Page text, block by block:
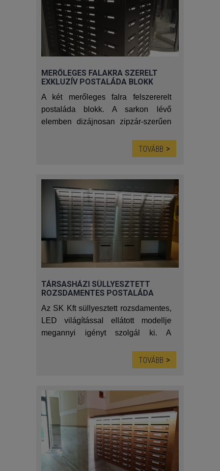
MERŐLEGES FALAKRA SZERELT
EXKLUZÍV POSTALÁDA BLOKK
A két merőleges falra felszererelt
postaláda blokk. A sarkon lévő
elemben dizájnosan zipzár-szerűen
rekeszek, ezáltal kihasználva
maximálisan minden felületet. Így
irányban, a sarokelem által
összekötve mégis egy egészet alkot;
Kreatív, elegáns és exkluzív
termékünk.
(Ajánlatkérő űrlap az oldal alján)
TOVÁBB
TÁRSASHÁZI SÜLLYESZTETT
ROZSDAMENTES POSTALÁDA
Az SK Kft süllyesztett rozsdamentes,
LED világítással ellátott modellje
megannyi igényt szolgál ki. A
előterekben sem jelent akadályt.
Tartós rozsdamentes acél szerkezete
látványt. A LED világítás pedig
megkönnyíti a postaláda használatát.
Igény szerint a képen látható zárható
szemetessel is ellátható a
papírhulladékok számára.
(Ajánlatkérő űrlap az oldal alján)
TOVÁBB